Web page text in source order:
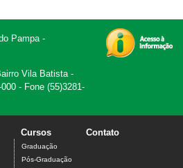
Pampa -
Vila Batista -
- Fone (55)3281-
Cursos
Graduação
Pós-Graduação
Contato